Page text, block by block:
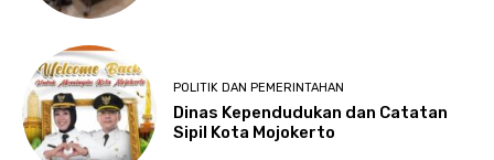
POLITIK DAN PEMERINTAHAN
Dinas Kependudukan dan Catatan
Sipil Kota Mojokerto